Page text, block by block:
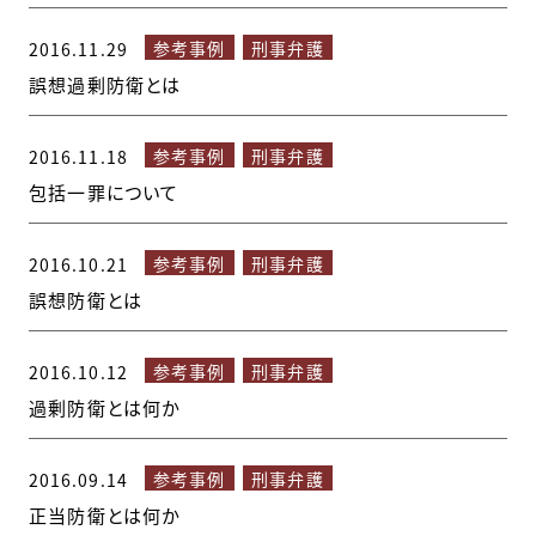
2016.11.29 参考事例 刑事弁護
誤想過剰防衛とは
2016.11.18 参考事例 刑事弁護
包括一罪について
2016.10.21 参考事例 刑事弁護
誤想防衛とは
2016.10.12 参考事例 刑事弁護
過剰防衛とは何か
2016.09.14 参考事例 刑事弁護
正当防衛とは何か